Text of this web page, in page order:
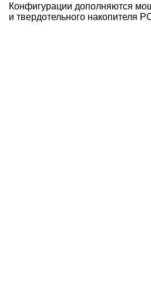
Конфигурации дополняются
и твердотельного накопителя